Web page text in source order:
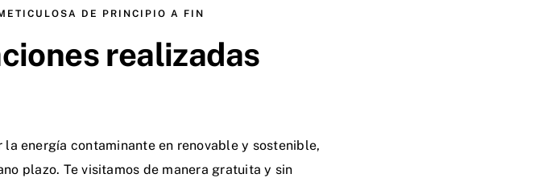
DE PRINCIPIO A FIN
realizadas
energía contaminante en renovable y sostenible,
plazo. Te visitamos de manera gratuita y sin